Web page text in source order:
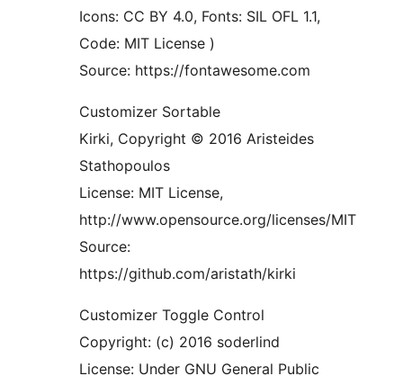
Icons: CC BY 4.0, Fonts: SIL OFL 1.1,
Code: MIT License )
Source: https://fontawesome.com
Customizer Sortable
Kirki, Copyright © 2016 Aristeides
Stathopoulos
License: MIT License,
http://www.opensource.org/licenses/MIT
Source:
https://github.com/aristath/kirki
Customizer Toggle Control
Copyright: (c) 2016 soderlind
License: Under GNU General Public